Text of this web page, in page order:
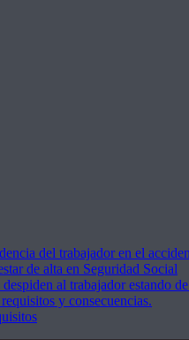
del trabajador en el
de alta en Seguridad Social
al trabajador estando
y consecuencias.